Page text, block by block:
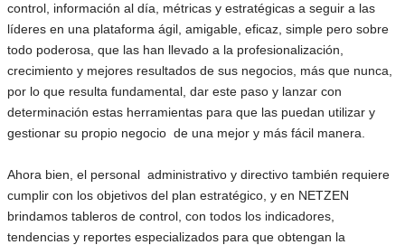
control, información al día, métricas y estratégicas a seguir a las
líderes en una plataforma ágil, amigable, eficaz, simple pero sobre
todo poderosa, que las han llevado a la profesionalización,
crecimiento y mejores resultados de sus negocios, más que nunca,
por lo que resulta fundamental, dar este paso y lanzar con
determinación estas herramientas para que las puedan utilizar y
gestionar su propio negocio de una mejor y más fácil manera.
Ahora bien, el personal administrativo y directivo también requiere
cumplir con los objetivos del plan estratégico, y en NETZEN
brindamos tableros de control, con todos los indicadores,
tendencias y reportes especializados para que obtengan la